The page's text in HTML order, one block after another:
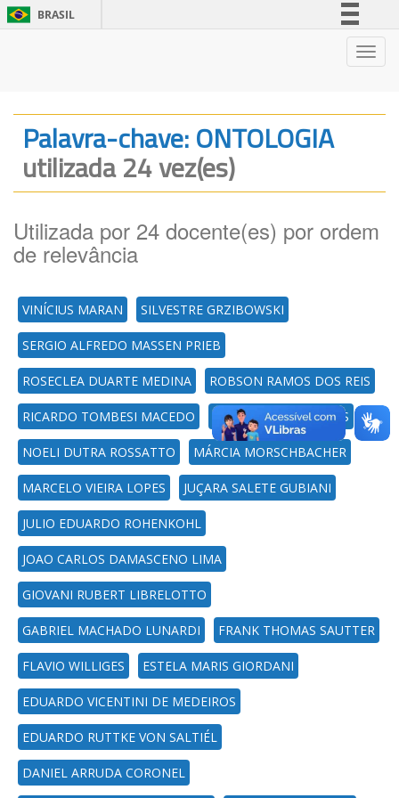
BRASIL
Legislação
Palavra-chave: ONTOLOGIA
utilizada 24 vez(es)
Utilizada por 24 docente(es) por ordem
de relevância
VINÍCIUS MARAN SILVESTRE GRZIBOWSKI
SERGIO ALFREDO MASSEN PRIEB
ROSECLEA DUARTE MEDINA ROBSON RAMOS DOS REIS
RICARDO TOMBESI MACEDO RAUL CERETTA NUNES
NOELI DUTRA ROSSATTO MÁRCIA MORSCHBACHER
MARCELO VIEIRA LOPES JUÇARA SALETE GUBIANI
JULIO EDUARDO ROHENKOHL
JOAO CARLOS DAMASCENO LIMA
GIOVANI RUBERT LIBRELOTTO
GABRIEL MACHADO LUNARDI FRANK THOMAS SAUTTER
FLAVIO WILLIGES ESTELA MARIS GIORDANI
EDUARDO VICENTINI DE MEDEIROS
EDUARDO RUTTKE VON SALTIÉL
DANIEL ARRUDA CORONEL